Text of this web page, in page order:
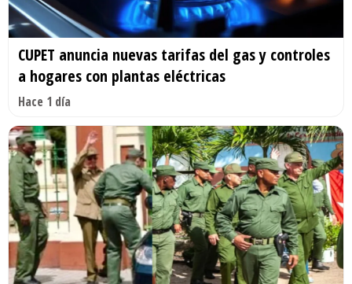
CUPET anuncia nuevas tarifas del gas y controles
a hogares con plantas eléctricas
Hace 1 día